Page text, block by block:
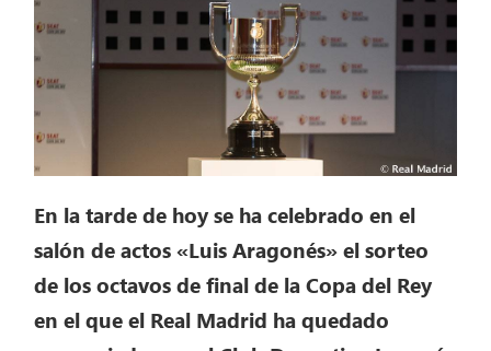
En la tarde de hoy se ha celebrado en el
salón de actos «Luis Aragonés» el sorteo
de los octavos de final de la Copa del Rey
en el que el Real Madrid ha quedado